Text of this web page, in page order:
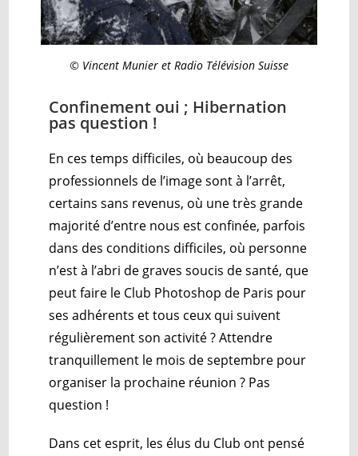
© Vincent Munier et Radio Télévision Suisse
Confinement oui ; Hibernation
pas question !
En ces temps difficiles, où beaucoup des
professionnels de l’image sont à l’arrêt,
certains sans revenus, où une très grande
majorité d’entre nous est confinée, parfois
dans des conditions difficiles, où personne
n’est à l’abri de graves soucis de santé, que
peut faire le Club Photoshop de Paris pour
ses adhérents et tous ceux qui suivent
régulièrement son activité ? Attendre
tranquillement le mois de septembre pour
organiser la prochaine réunion ? Pas
question !
Dans cet esprit, les élus du Club ont pensé